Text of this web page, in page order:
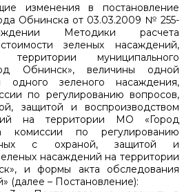
изменения в постановление
Обнинска от 03.03.2009 № 255-
Методики расчета
зеленых насаждений,
муниципального
Обнинск», величины одной
одного зеленого насаждения,
по регулированию вопросов,
защитой и воспроизводством
на территории МО «Город
комиссии по регулированию
с охраной, защитой и
насаждений на территории
и формы акта обследования
(далее – Постановление):